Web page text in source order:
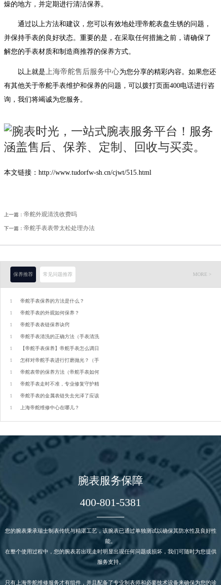
燥的地方，并定期进行清洁保养。
通过以上方法和建议，您可以有效地处理帝舵表盘生锈的问题，
并保持手表的良好状态。重要的是，在采取任何措施之前，请确保了
解您的手表材质和制造商推荐的保养方式。
以上就是上海帝舵售后服务中心为您分享的精彩内容。如果您还
有其他关于帝舵手表维护和保养的问题，可以拨打页面400电话进行咨
询，我们将竭诚为您服务。
本文链接：http://www.tudorfw-sh.cn/cjwt/515.html
上一篇： 帝舵外观清洗收费吗
下一篇： 帝舵手表表带太松处理办法
保养推荐 常见问题推荐 MORE >
1 帝舵手表保养的方法是什么？
1 帝舵手表的外观如何保养？
1 帝舵手表表链保养诀窍
1 帝舵手表清洗的正确方法（手表清洗
1 【帝舵手表保养】帝舵手表怎么调日
1 怎样对帝舵手表进行打磨抛光？（手
1 帝舵表带的保养方法（帝舵手表如何
1 帝舵手表走时不准，专业修复守护精
1 帝舵手表的金属表链失去光泽了应该
1 上海帝舵维修中心在哪儿？
腕表服务保障
400-801-5381
您的腕表秉承瑞士制表传统与精湛工艺，该腕表已通过单独测试以确保其防水性及良好性
能。
在整个使用过程中，您的腕表若出现走时明显出现任何问题或损坏，我们可随时为您提供
服务支持。
只有上海帝舵维修服务才有组件，并且配备了专业制表师和必要技术设备来确保为您的珍